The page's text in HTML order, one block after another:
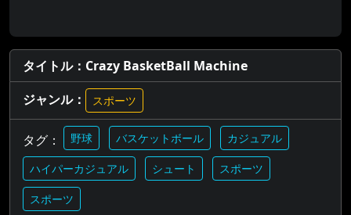
タイトル：Crazy BasketBall Machine
ジャンル：
スポーツ
タグ： 野球 バスケットボール カジュアル
ハイパーカジュアル シュート スポーツ
スポーツ